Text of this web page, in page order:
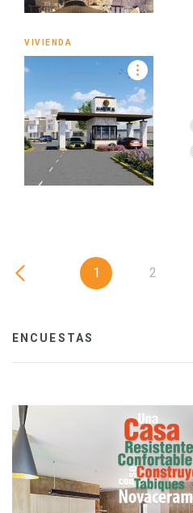
VIVIENDA
1 2
ENCUESTAS